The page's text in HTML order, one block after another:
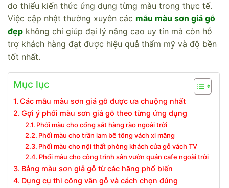
do thiếu kiến thức ứng dụng từng màu trong thực tế.
Việc cập nhật thường xuyên các mẫu màu sơn giả gỗ
đẹp không chỉ giúp đại lý nâng cao uy tín mà còn hỗ
trợ khách hàng đạt được hiệu quả thẩm mỹ và độ bền
tốt nhất.
Mục lục
Các mẫu màu sơn giả gỗ được ưa chuộng nhất
Gợi ý phối màu sơn giả gỗ theo từng ứng dụng
Phối màu cho cổng sắt hàng rào ngoài trời
Phối màu cho trần lam bê tông vách xi măng
Phối màu cho nội thất phòng khách cửa gỗ vách TV
Phối màu cho công trình sân vườn quán cafe ngoài trời
Bảng màu sơn giả gỗ từ các hãng phổ biến
Dụng cụ thi công vân gỗ và cách chọn đúng